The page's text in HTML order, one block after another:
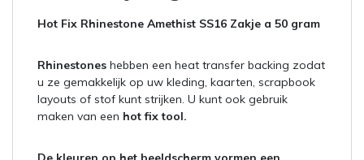
Hot Fix Rhinestone Amethist SS16 Zakje a 50 gram
Rhinestones hebben een heat transfer backing zodat
u ze gemakkelijk op uw kleding, kaarten, scrapbook
layouts of stof kunt strijken. U kunt ook gebruik
maken van een hot fix tool.